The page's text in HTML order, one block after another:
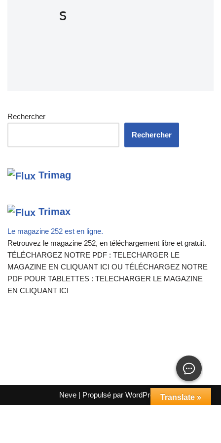
s
Rechercher
Rechercher
Trimag
Trimax
Le magazine 252 est en ligne.
Retrouvez le magazine 252, en téléchargement libre et gratuit.
TÉLÉCHARGEZ NOTRE PDF : TELECHARGER LE
MAGAZINE EN CLIQUANT ICI OU TÉLÉCHARGEZ NOTRE
PDF POUR TABLETTES : TELECHARGER LE MAGAZINE
EN CLIQUANT ICI
Neve | Propulsé par WordPressTranslate »